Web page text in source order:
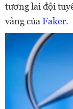
tương lai đội
vàng của Faker.